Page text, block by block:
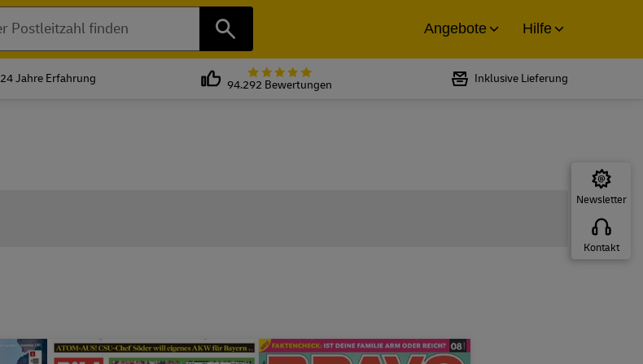
Suchen
Angebote Hilfe
24 Jahre Erfahrung
Bewertet mit 5 von 5 Sternen bei
94.292 Bewertungen
Inklusive Lieferung
Newsletter
Kontakt